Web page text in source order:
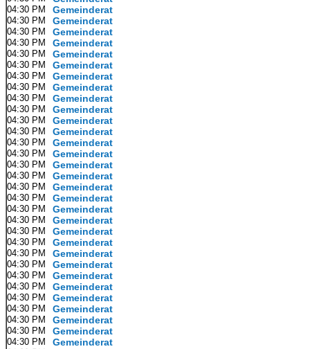
04:30 PM Gemeinderat
04:30 PM Gemeinderat
04:30 PM Gemeinderat
04:30 PM Gemeinderat
04:30 PM Gemeinderat
04:30 PM Gemeinderat
04:30 PM Gemeinderat
04:30 PM Gemeinderat
04:30 PM Gemeinderat
04:30 PM Gemeinderat
04:30 PM Gemeinderat
04:30 PM Gemeinderat
04:30 PM Gemeinderat
04:30 PM Gemeinderat
04:30 PM Gemeinderat
04:30 PM Gemeinderat
04:30 PM Gemeinderat
04:30 PM Gemeinderat
04:30 PM Gemeinderat
04:30 PM Gemeinderat
04:30 PM Gemeinderat
04:30 PM Gemeinderat
04:30 PM Gemeinderat
04:30 PM Gemeinderat
04:30 PM Gemeinderat
04:30 PM Gemeinderat
04:30 PM Gemeinderat
04:30 PM Gemeinderat
04:30 PM Gemeinderat
04:30 PM Gemeinderat
04:30 PM Gemeinderat